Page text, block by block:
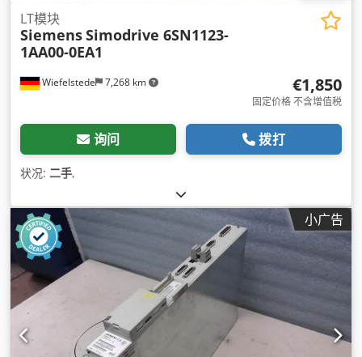
Wiefelstede 7,268 km
LT模块
SiemensSimodrive 6SN1123-
1AA00-0EA1
€1,850
固定价格 不含增值税
询问 拨打
状况: 二手,
小广告